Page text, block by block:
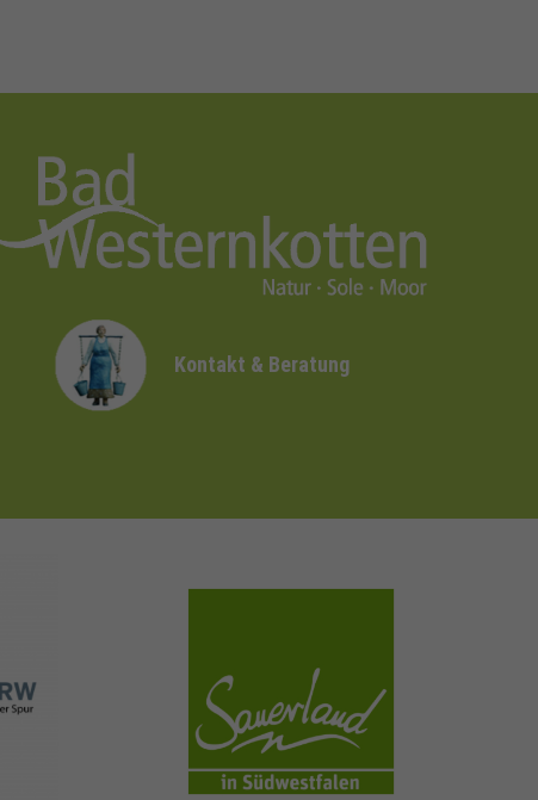
Kontakt & Beratung
sauerland.com